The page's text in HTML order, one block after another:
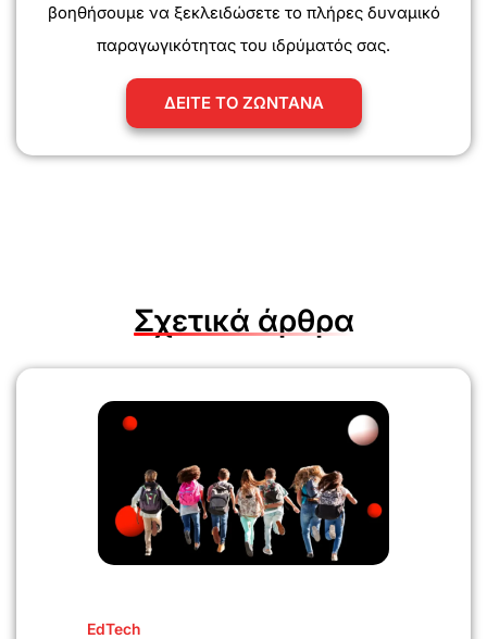
βοηθήσουμε να ξεκλειδώσετε το πλήρες δυναμικό
παραγωγικότητας του ιδρύματός σας.
ΔΕΙΤΕ ΤΟ ΖΩΝΤΑΝΑ
Σχετικά άρθρα
EdTech